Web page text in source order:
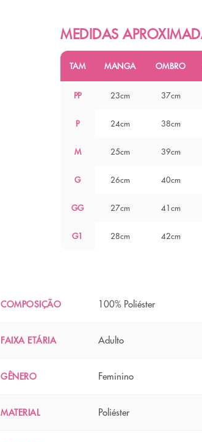
TAM MANGA OMBRO
PP 23cm 37cm
P 24cm 38cm
M 25cm 39cm
G 26cm 40cm
GG 27cm 41cm
G1 28cm 42cm
COMPOSIÇÃO 100% Poliéster
FAIXA ETÁRIA Adulto
GÊNERO Feminino
MATERIAL Poliéster